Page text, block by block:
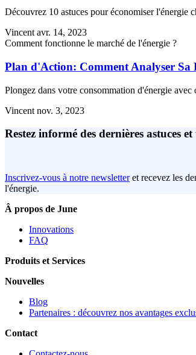
Découvrez 10 astuces pour économiser l'énergie
Vincent avr. 14, 2023
Comment fonctionne le marché de l'énergie ?
Plan d'Action: Comment Analyser Sa
Plongez dans votre consommation d'énergie
Vincent nov. 3, 2023
Restez informé des dernières astuces
Inscrivez-vous à notre newsletteret recevez les
l'énergie.
Â propos de June
Innovations
FAQ
Produits et Services
Nouvelles
Blog
Partenaires : découvrez nos avantages
Contact